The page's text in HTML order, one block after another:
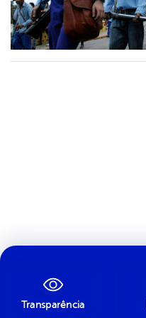
Transparência